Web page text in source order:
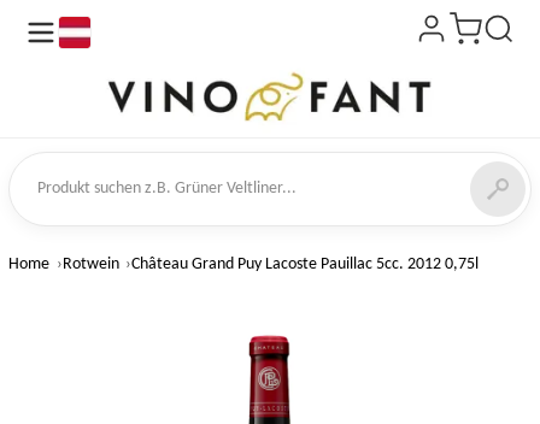
suchen
Home Rotwein Château Grand Puy Lacoste Pauillac 5cc. 2012 0,75l